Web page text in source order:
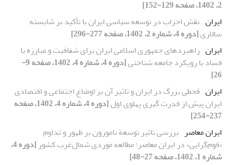
2، 1402، صفحه 129-152]
ایران نقش احزاب در توسعه ‌سیاسی ایران با تأکید بر شایسته
‌سالاری[دوره 4، شماره 2، 1402، صفحه 277-296]
ایران راهبردهای جمهوری اسلامی ایران برای شفافیت و مبارزه با
فساد با رویکرد جامعه شناختی
[دوره 4، شماره 4، 1402، صفحه 9-
26]
ایران قحطی بزرگ در ایران و تاثیر آن بر اوضاع اجتماعی و اقتصادی
ایران پیش از قدرت گیری پهلوی اول
[دوره 4، شماره 4، 1402، صفحه
237-254]
ایران معاصر بررسی تاثیر توسعة ناموزون بر ظهور و تداوم
«قوم‌گرایی» در ایران معاصر: مطالعه موردی شمال‌غرب کشور
[دوره 4،
شماره 1، 1402، صفحه 27-48]